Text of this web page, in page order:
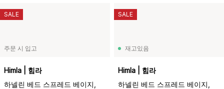
주문 시 입고
Himla | 힘라
하넬린 베드 스프레드 베이지,
SALE
재고있음
Himla | 힘라
하넬린 베드 스프레드 베이지,
SALE